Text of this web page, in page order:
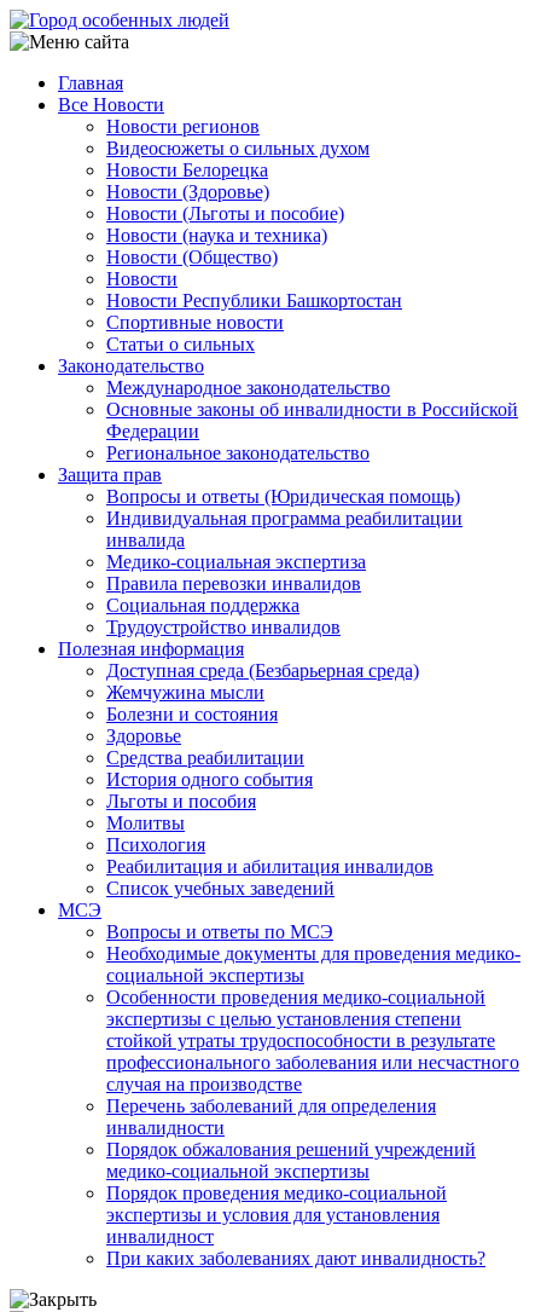
Перейти
к
содержанию
Main
navigation
Главная
Все Новости
Новости регионов
Видеосюжеты о сильных духом
Новости Белорецка
Новости (Здоровье)
Новости (Льготы и пособие)
Новости (наука и техника)
Новости (Общество)
Новости
Новости Республики Башкортостан
Спортивные новости
Статьи о сильных
Законодательство
Международное законодательство
Основные законы об инвалидности в Российской
Федерации
Региональное законодательство
Защита прав
Вопросы и ответы (Юридическая помощь)
Индивидуальная программа реабилитации
инвалида
Медико-социальная экспертиза
Правила перевозки инвалидов
Социальная поддержка
Трудоустройство инвалидов
Полезная информация
Доступная среда (Безбарьерная среда)
Жемчужина мысли
Болезни и состояния
Здоровье
Средства реабилитации
История одного события
Льготы и пособия
Молитвы
Психология
Реабилитация и абилитация инвалидов
Список учебных заведений
МСЭ
Вопросы и ответы по МСЭ
Необходимые документы для проведения медико-
социальной экспертизы
Особенности проведения медико-социальной
экспертизы с целью установления степени
стойкой утраты трудоспособности в результате
профессионального заболевания или несчастного
случая на производстве
Перечень заболеваний для определения
инвалидности
Порядок обжалования решений учреждений
медико-социальной экспертизы
Порядок проведения медико-социальной
экспертизы и условия для установления
инвалидност
При каких заболеваниях дают инвалидность?